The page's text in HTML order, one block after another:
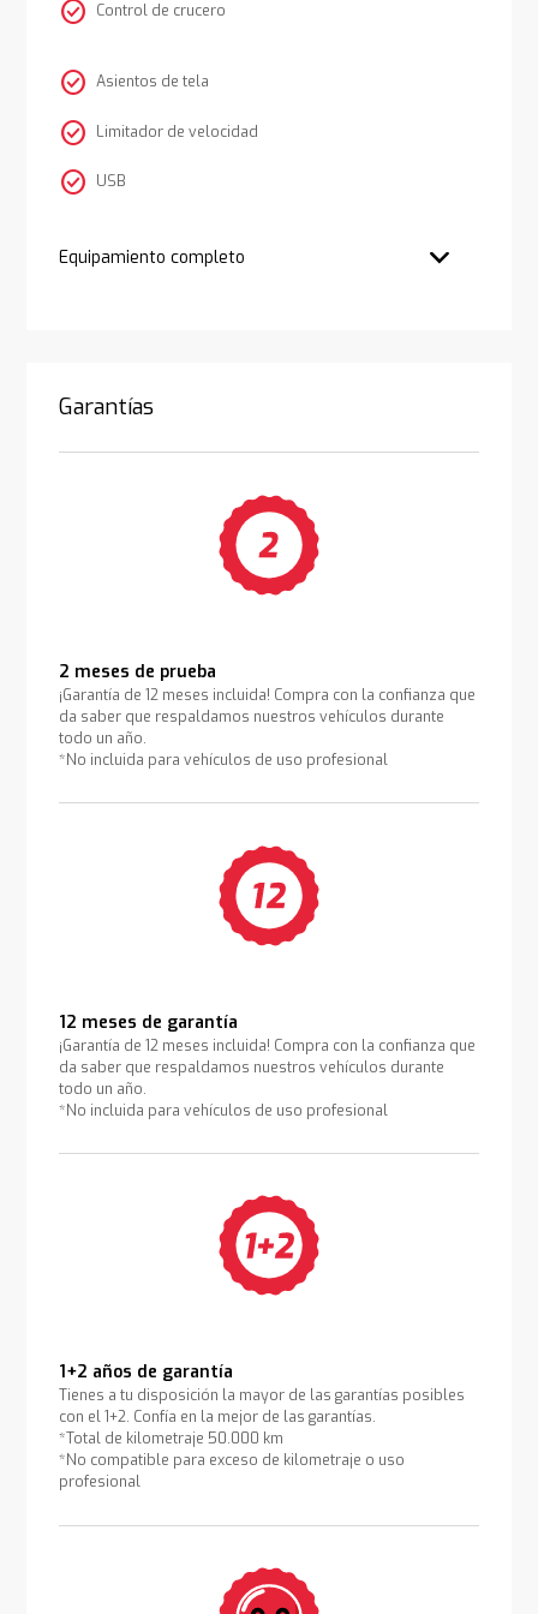
check_circle Control de crucero
check_circle Asientos de tela
check_circle Limitador de velocidad
check_circle USB
Equipamiento completo
Garantías
2 meses de prueba
¡Garantía de 12 meses incluida! Compra con la confianza que
da saber que respaldamos nuestros vehículos durante
todo un año.
*No incluida para vehículos de uso profesional
12 meses de garantía
¡Garantía de 12 meses incluida! Compra con la confianza que
da saber que respaldamos nuestros vehículos durante
todo un año.
*No incluida para vehículos de uso profesional
1+2 años de garantía
Tienes a tu disposición la mayor de las garantías posibles
con el 1+2. Confía en la mejor de las garantías.
*Total de kilometraje 50.000 km
*No compatible para exceso de kilometraje o uso
profesional